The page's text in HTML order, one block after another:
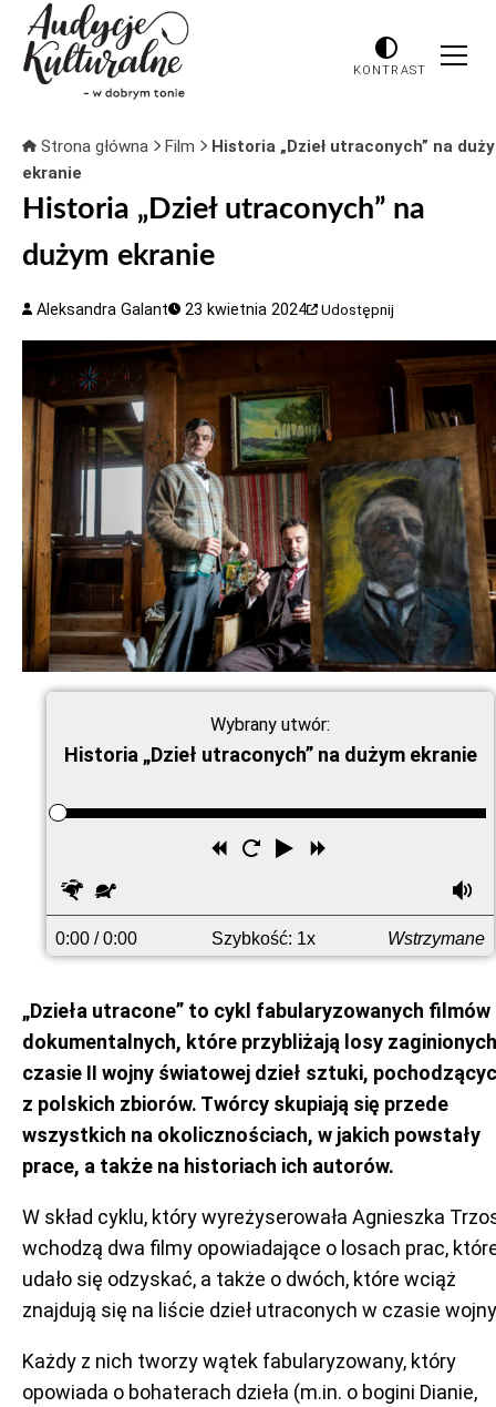
KONTRAST
Strona główna Film
Historia „Dzieł utraconych” na
ekranie
Historia „Dzieł utraconych” na
dużym ekranie
Aleksandra Galant 23 kwietnia 2024 Udostępnij
Wybrany utwór:
Historia „Dzieł utraconych” na dużym ekranie
Odtwórz
Uruchom
Przewiń
przodu
Szybciej
0:00 / 0:00 Szybkość: 1x Wstrzymane
„Dzieła utracone” to cykl fabularyzowanych filmów
dokumentalnych, które przybliżają losy
czasie II wojny światowej dzieł sztuki,
z polskich zbiorów. Twórcy skupiają się przede
wszystkich na okolicznościach, w jakich powstały
prace, a także na historiach ich autorów.
W skład cyklu, który wyreżyserowała Agnieszka
wchodzą dwa filmy opowiadające o losach prac,
udało się odzyskać, a także o dwóch, które wciąż
znajdują się na liście dzieł utraconych w czasie
Każdy z nich tworzy wątek fabularyzowany, który
opowiada o bohaterach dzieła (m.in. o bogini Dianie,